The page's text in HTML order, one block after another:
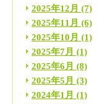
2025年12月 (7)
2025年11月 (6)
2025年10月 (1)
2025年7月 (1)
2025年6月 (8)
2025年5月 (3)
2024年1月 (1)